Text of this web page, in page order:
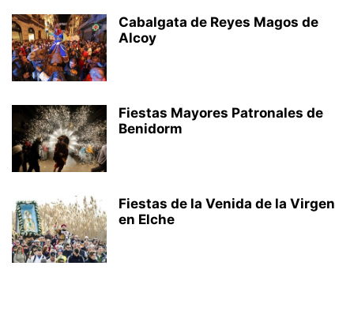
Cabalgata de Reyes Magos de
Alcoy
Fiestas Mayores Patronales de
Benidorm
Fiestas de la Venida de la Virgen
en Elche